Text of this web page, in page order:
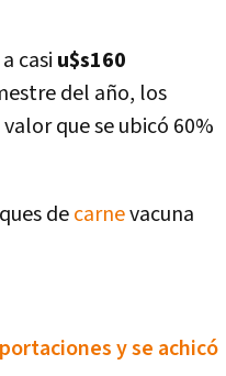
casi u$s160
del año, los
valor que se ubicó 60%
decarnevacuna
y se achicó